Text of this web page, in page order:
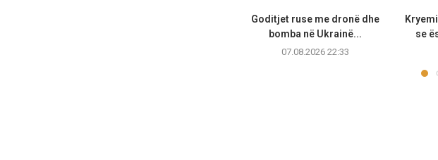
Goditjet ruse me dronë dhe
bomba në Ukrainë...
07.08.2026 22:33
se